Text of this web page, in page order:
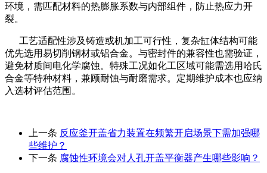
环境，需匹配材料的热膨胀系数与内部组件，防止热应力开
裂。
工艺适配性涉及铸造或机加工可行性，复杂缸体结构可能
优先选用易切削钢材或铝合金。与密封件的兼容性也需验证，
避免材质间电化学腐蚀。特殊工况如化工区域可能需选用哈氏
合金等特种材料，兼顾耐蚀与耐磨需求。定期维护成本也应纳
入选材评估范围。
上一条 反应釜开盖省力装置在频繁开启场景下需加强哪
些维护？
下一条 ​腐蚀性环境会对人孔开盖平衡器产生哪些影响？